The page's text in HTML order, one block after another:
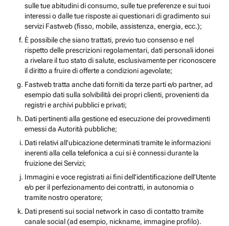
sulle tue abitudini di consumo, sulle tue preferenze e sui tuoi
interessi o dalle tue risposte ai questionari di gradimento sui
servizi Fastweb (fisso, mobile, assistenza, energia, ecc.);
È possibile che siano trattati, previo tuo consenso e nel
rispetto delle prescrizioni regolamentari, dati personali idonei
a rivelare il tuo stato di salute, esclusivamente per riconoscere
il diritto a fruire di offerte a condizioni agevolate;
Fastweb tratta anche dati forniti da terze parti e/o partner, ad
esempio dati sulla solvibilità dei propri clienti, provenienti da
registri e archivi pubblici e privati;
Dati pertinenti alla gestione ed esecuzione dei provvedimenti
emessi da Autorità pubbliche;
Dati relativi all’ubicazione determinati tramite le informazioni
inerenti alla cella telefonica a cui si è connessi durante la
fruizione dei Servizi;
Immagini e voce registrati ai fini dell’identificazione dell’Utente
e/o per il perfezionamento dei contratti, in autonomia o
tramite nostro operatore;
Dati presenti sui social network in caso di contatto tramite
canale social (ad esempio, nickname, immagine profilo).